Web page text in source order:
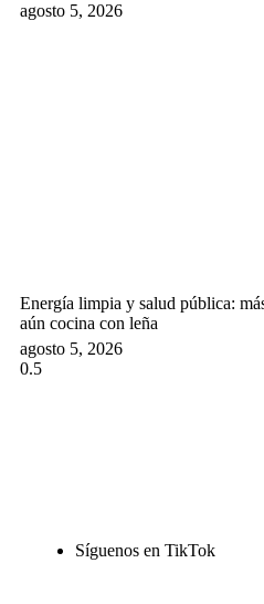
agosto 5, 2026
Energía limpia y salud pública:
aún cocina con leña
agosto 5, 2026
Síguenos en TikTok